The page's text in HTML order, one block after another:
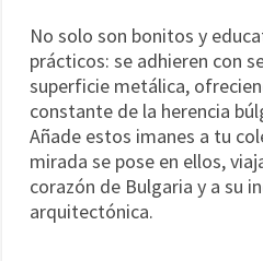
No solo son bonitos y
prácticos: se adhieren con
superficie metálica,
constante de la herencia
Añade estos imanes a tu
mirada se pose en ellos,
corazón de Bulgaria y a su
arquitectónica.